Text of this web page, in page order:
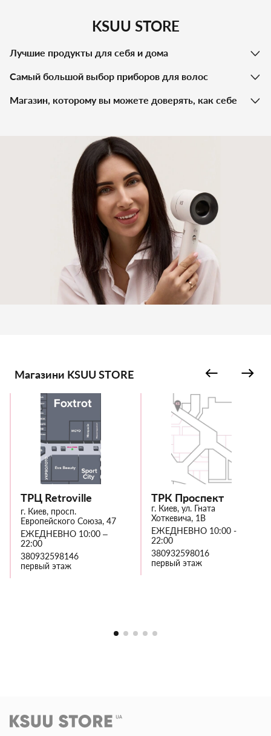
KSUU STORE
Лучшие продукты для себя и дома
Самый большой выбор приборов для волос
Магазин, которому вы можете доверять, как себе
Магазини KSUU STORE
ТРЦ Retroville
г. Киев, просп.
Европейского Союза, 47
ЕЖЕДНЕВНО 10:00 –
22:00
380932598146
первый этаж
ТРК Проспект
г. Киев, ул. Гната
Хоткевича, 1В
ЕЖЕДНЕВНО 10:00 -
22:00
380932598016
первый этаж